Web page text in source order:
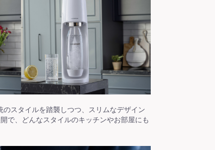
スタイルを踏襲しつつ、スリムなデザイン
で、どんなスタイルのキッチンやお部屋にも